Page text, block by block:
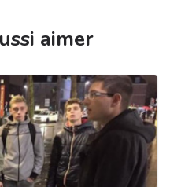
aimer